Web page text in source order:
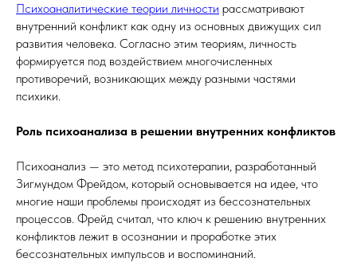
Психоаналитические теории личности рассматривают
внутренний конфликт как одну из основных движущих сил
развития человека. Согласно этим теориям, личность
формируется под воздействием многочисленных
противоречий, возникающих между разными частями
психики.
Роль психоанализа в решении внутренних конфликтов
Психоанализ — это метод психотерапии, разработанный
Зигмундом Фрейдом, который основывается на идее, что
многие наши проблемы происходят из бессознательных
процессов. Фрейд считал, что ключ к решению внутренних
конфликтов лежит в осознании и проработке этих
бессознательных импульсов и воспоминаний.